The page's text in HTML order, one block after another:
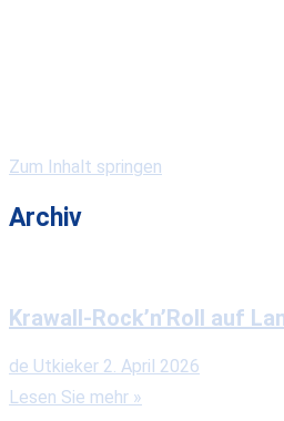
Zum Inhalt springen
Archiv
Krawall-Rock’n’Roll auf
de Utkieker 2. April 2026
Lesen Sie mehr »